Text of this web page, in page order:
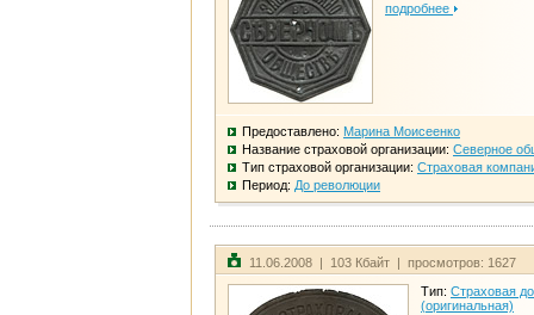
подробнее
Предоставлено: Марина Моисеенко
Название страховой организации: Северное
Тип страховой организации: Страховая
Период: До революции
11.06.2008 | 103 Кбайт | просмотров: 1627
Тип: Страховая
(оригинальная)